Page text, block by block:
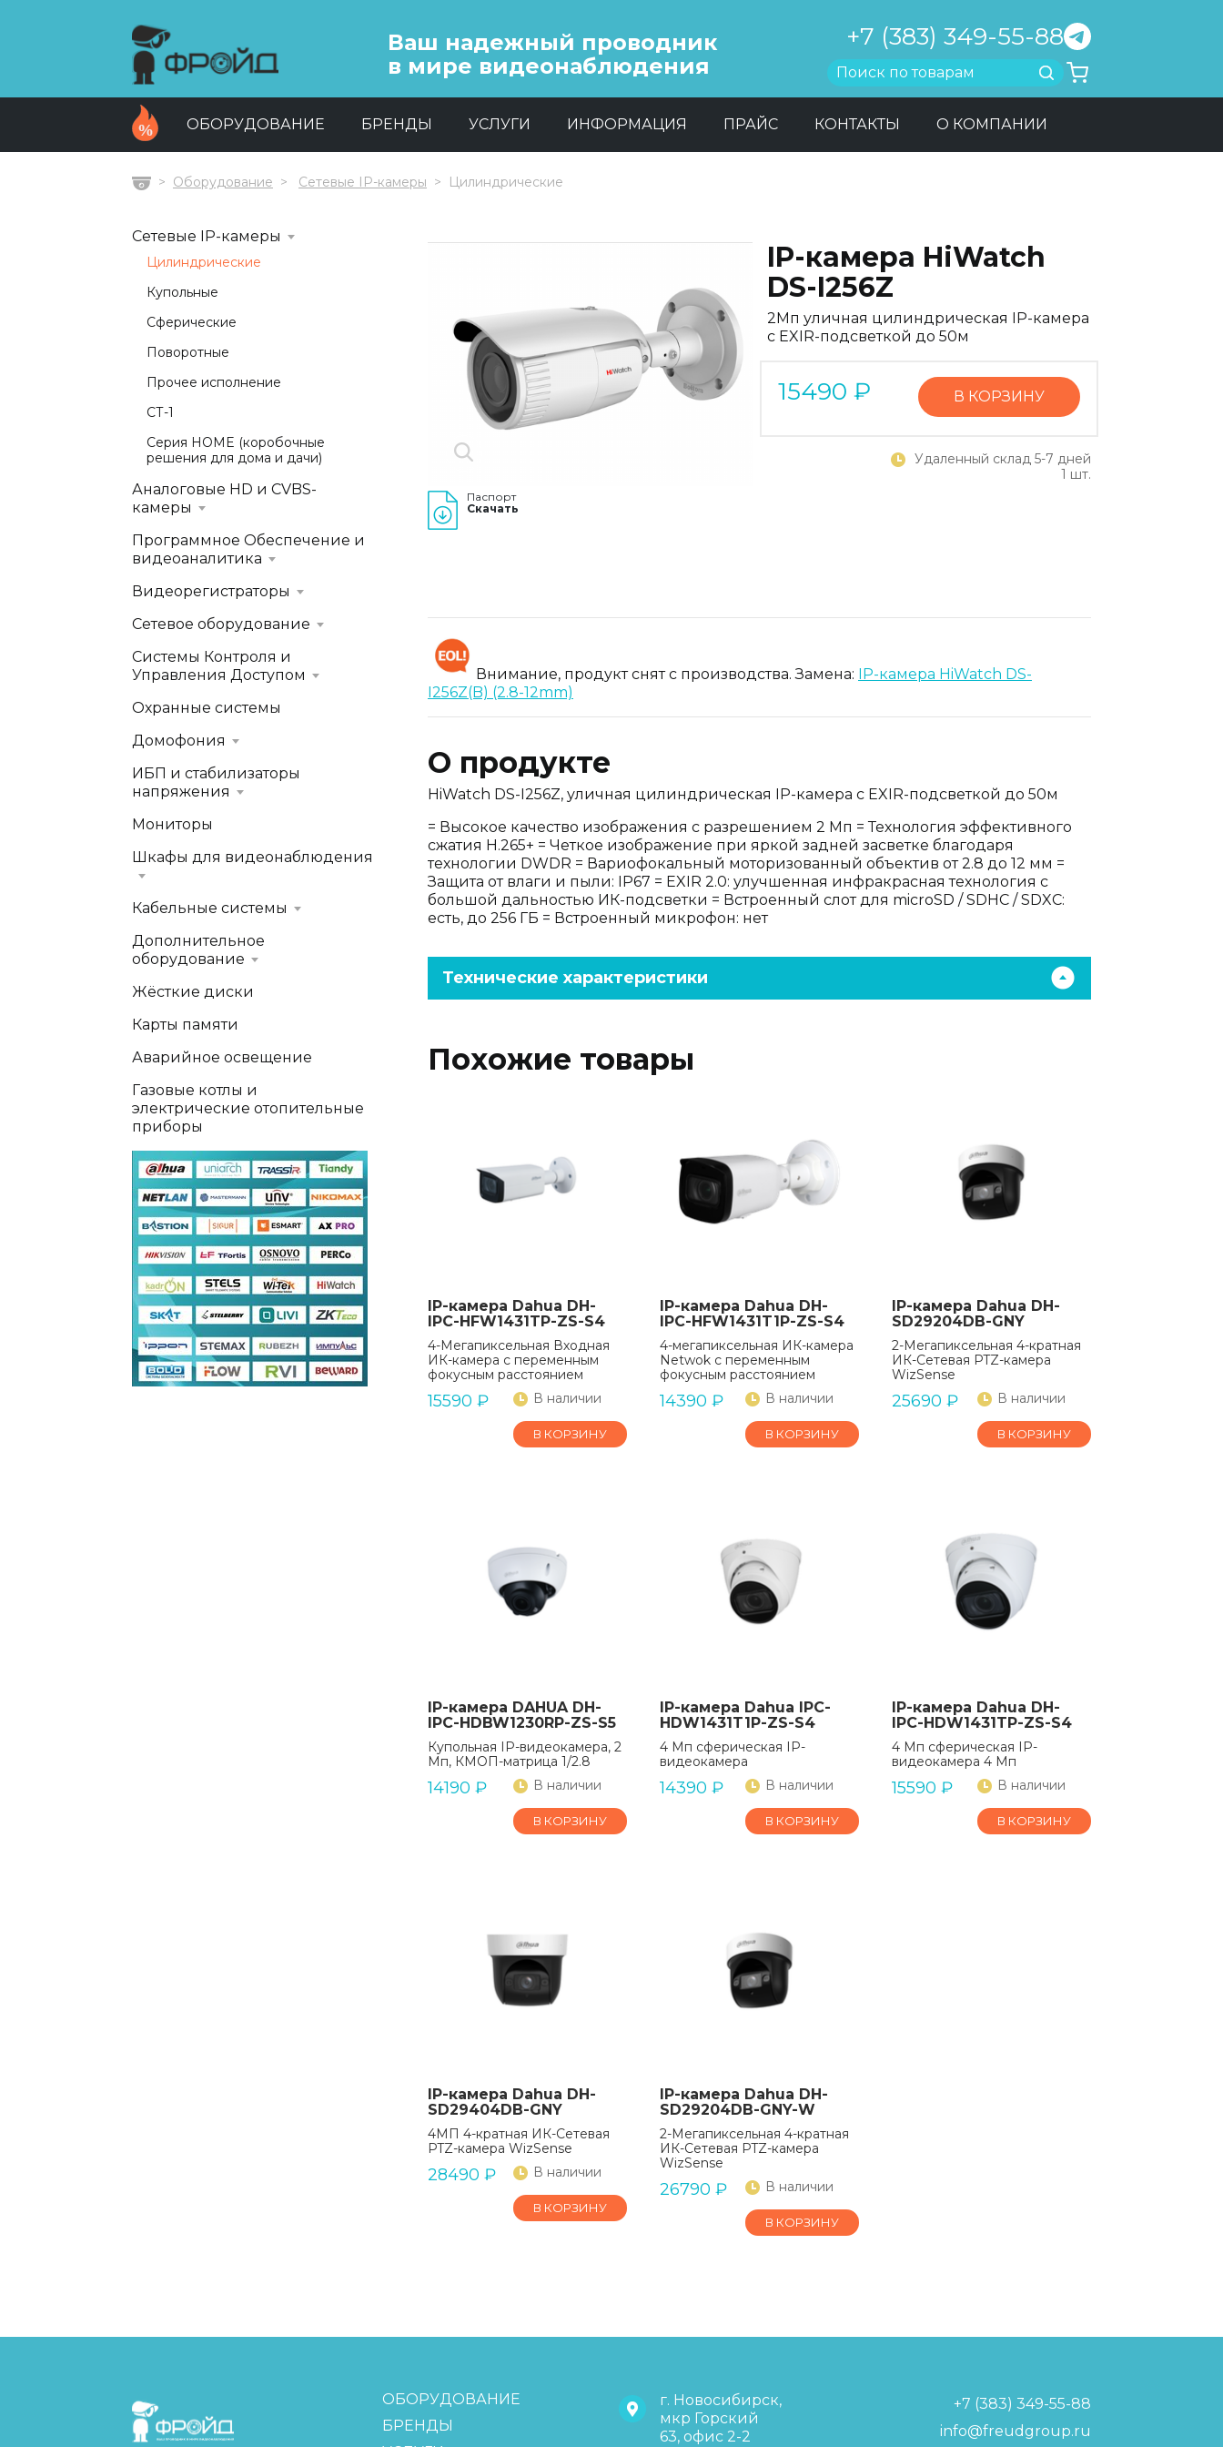
Ваш надежный проводник
в мире видеонаблюдения
+7 (383) 349-55-88
Найти
ОБОРУДОВАНИЕ БРЕНДЫ УСЛУГИ ИНФОРМАЦИЯ ПРАЙС КОНТАКТЫ О КОМПАНИИ
ГлавнаяОборудование Сетевые IP-камеры Цилиндрические
Паспорт
Скачать
IP-камера HiWatch
DS-I256Z
2Мп уличная цилиндрическая IP-камера
с EXIR-подсветкой до 50м
15490 ₽ В КОРЗИНУ
Удаленный склад 5-7 дней
1 шт.
Внимание, продукт снят с производства. Замена: IP-камера HiWatch DS-
I256Z(B) (2.8-12mm)
О продукте
HiWatch DS-I256Z, уличная цилиндрическая IP-камера с EXIR-подсветкой до 50м
= Высокое качество изображения с разрешением 2 Мп = Технология эффективного
сжатия H.265+ = Четкое изображение при яркой задней засветке благодаря
технологии DWDR = Вариофокальный моторизованный объектив от 2.8 до 12 мм =
Защита от влаги и пыли: IP67 = EXIR 2.0: улучшенная инфракрасная технология с
большой дальностью ИК-подсветки = Встроенный слот для microSD / SDHC / SDXC:
есть, до 256 ГБ = Встроенный микрофон: нет
Технические характеристики
Похожие товары
IP-камера Dahua DH-
IPC-HFW1431TP-ZS-S4
4-Мегапиксельная Входная
ИК-камера с переменным
фокусным расстоянием
15590 ₽ В наличии
В КОРЗИНУ
IP-камера Dahua DH-
IPC-HFW1431T1P-ZS-S4
4-мегапиксельная ИК-камера
Netwok с переменным
фокусным расстоянием
14390 ₽ В наличии
В КОРЗИНУ
IP-камера Dahua DH-
SD29204DB-GNY
2-Мегапиксельная 4-кратная
ИК-Сетевая PTZ-камера
WizSense
25690 ₽ В наличии
В КОРЗИНУ
IP-камера DAHUA DH-
IPC-HDBW1230RP-ZS-S5
Купольная IP-видеокамера, 2
Мп, КМОП-матрица 1/2.8
14190 ₽ В наличии
В КОРЗИНУ
IP-камера Dahua IPC-
HDW1431T1P-ZS-S4
4 Мп сферическая IP-
видеокамера
14390 ₽ В наличии
В КОРЗИНУ
IP-камера Dahua DH-
IPC-HDW1431TP-ZS-S4
4 Мп сферическая IP-
видеокамера 4 Мп
15590 ₽ В наличии
В КОРЗИНУ
IP-камера Dahua DH-
SD29404DB-GNY
4МП 4-кратная ИК-Сетевая
PTZ-камера WizSense
28490 ₽ В наличии
В КОРЗИНУ
IP-камера Dahua DH-
SD29204DB-GNY-W
2-Мегапиксельная 4-кратная
ИК-Сетевая PTZ-камера
WizSense
26790 ₽ В наличии
В КОРЗИНУ
Сетевые IP-камеры
Цилиндрические
Купольные
Сферические
Поворотные
Прочее исполнение
СТ-1
Серия HOME (коробочные
решения для дома и дачи)
Аналоговые HD и CVBS-
камеры
Программное Обеспечение и
видеоаналитика
Видеорегистраторы
Сетевое оборудование
Системы Контроля и
Управления Доступом
Охранные системы
Домофония
ИБП и стабилизаторы
напряжения
Мониторы
Шкафы для видеонаблюдения
Кабельные системы
Дополнительное
оборудование
Жёсткие диски
Карты памяти
Аварийное освещение
Газовые котлы и
электрические отопительные
приборы
FreudGroup
ОБОРУДОВАНИЕ
БРЕНДЫ
г. Новосибирск,
мкр Горский
63, офис 2-2
+7 (383) 349-55-88
info@freudgroup.ru